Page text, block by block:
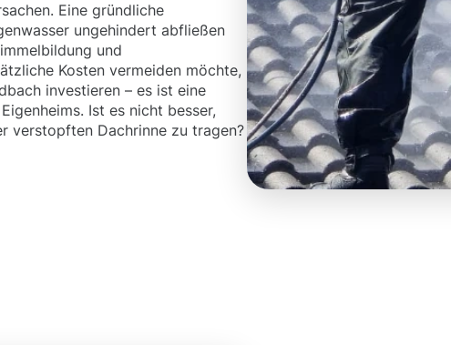
Eine gründliche
ungehindert abfließen
und
Kosten vermeiden möchte,
investieren – es ist eine
Ist es nicht besser,
verstopften Dachrinne zu tragen?